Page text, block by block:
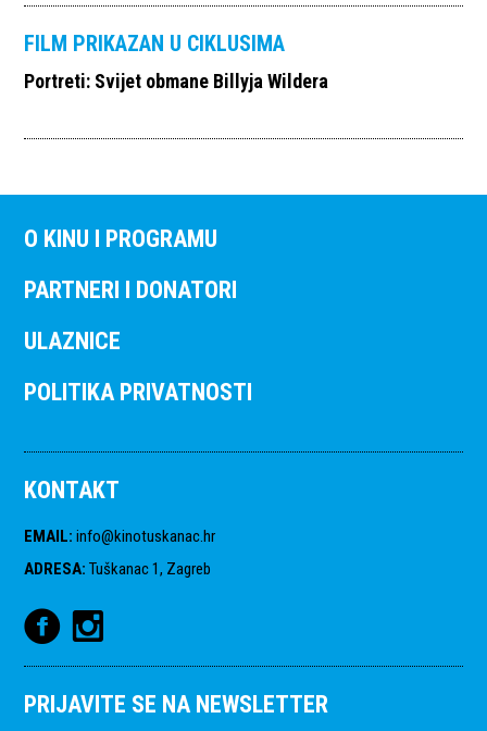
FILM PRIKAZAN U CIKLUSIMA
Portreti: Svijet obmane Billyja Wildera
O KINU I PROGRAMU
PARTNERI I DONATORI
ULAZNICE
POLITIKA PRIVATNOSTI
KONTAKT
EMAIL: info@kinotuskanac.hr
ADRESA: Tuškanac 1, Zagreb
PRIJAVITE SE NA NEWSLETTER